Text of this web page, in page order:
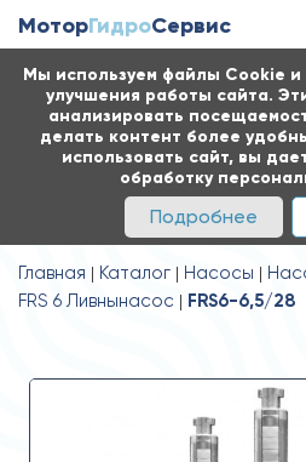
Мы используем файлы Cookie
улучшения работы сайта.
анализировать
делать контент более
использовать сайт, вы
обработку
Подробнее
МоторГидроСервис
Главная Каталог Насосы
FRS 6 Ливнынасос
FRS6-6,5/28